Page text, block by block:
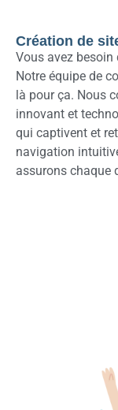
Création de
Vous avez besoin
Notre équipe de
là pour ça. Nous
innovant et
qui captivent et
navigation
assurons chaque